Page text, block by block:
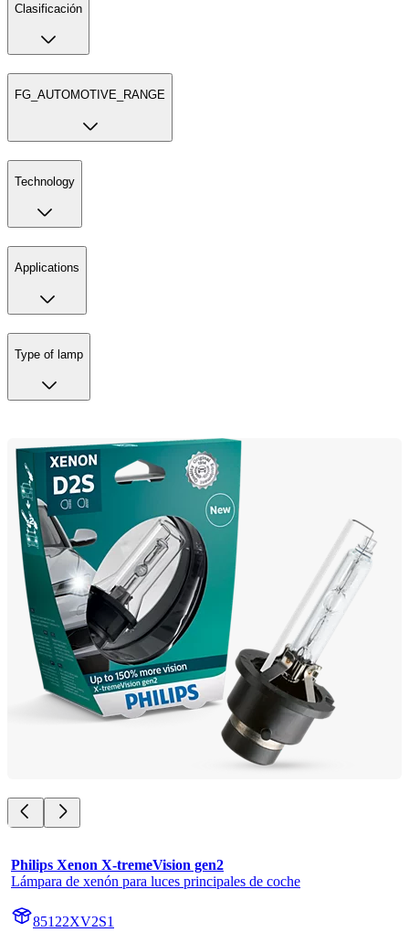
Clasificación
FG_AUTOMOTIVE_RANGE
Technology
Applications
Type of lamp
Philips Xenon X-tremeVision gen2
Lámpara de xenón para luces principales de coche
85122XV2S1